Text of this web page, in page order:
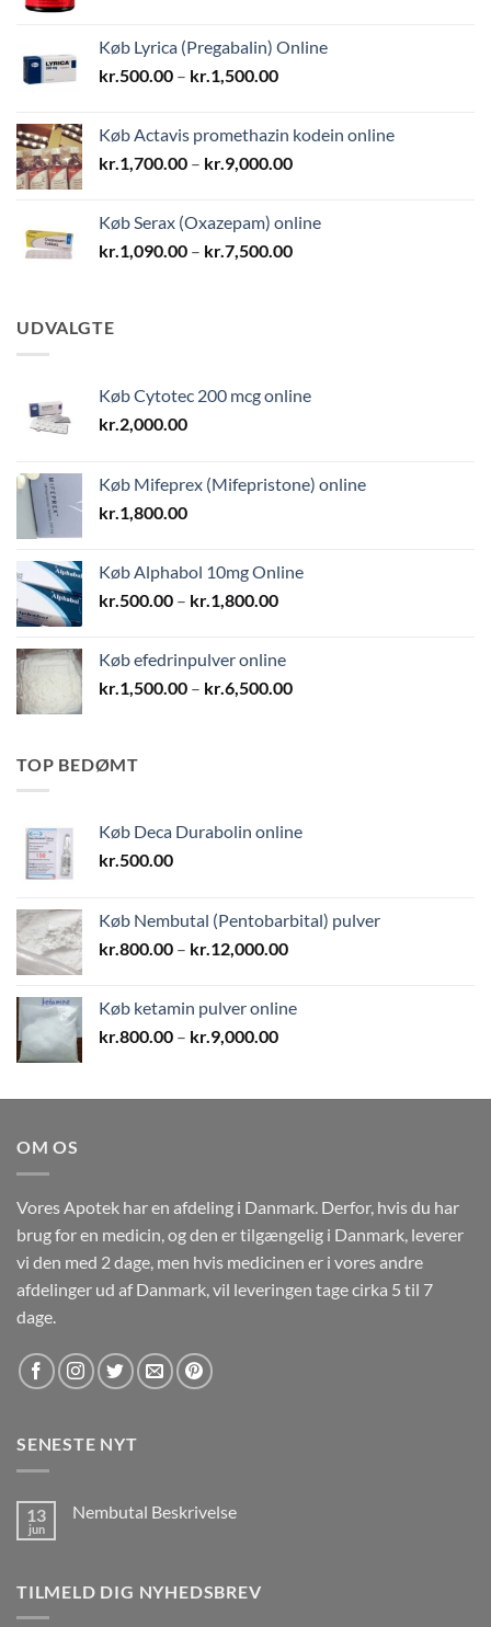
kr.1,100.00
Køb Lyrica (Pregabalin) Online
kr.500.00 – kr.1,500.00Prisinterval:
kr.1,500.00
Køb Actavis promethazin kodein online
kr.1,700.00 – kr.9,000.00Prisinterval:
kr.9,000.00
Køb Serax (Oxazepam) online
kr.1,090.00 – kr.7,500.00Prisinterval:
UDVALGTE
Køb Cytotec 200 mcg online
kr.2,000.00
Køb Mifeprex (Mifepristone) online
kr.1,800.00
Køb Alphabol 10mg Online
kr.500.00 – kr.1,800.00Prisinterval:
kr.1,800.00
Køb efedrinpulver online
kr.1,500.00 – kr.6,500.00Prisinterval:
TOP BEDØMT
Køb Deca Durabolin online
kr.500.00
Køb Nembutal (Pentobarbital) pulver
kr.800.00 – kr.12,000.00Prisinterval:
kr.12,000.00
Køb ketamin pulver online
kr.800.00 – kr.9,000.00Prisinterval:
kr.9,000.00
OM OS
Vores Apotek har en afdeling i Danmark. Derfor, hvis du har
brug for en medicin, og den er tilgængelig i Danmark, leverer
vi den med 2 dage, men hvis medicinen er i vores andre
afdelinger ud af Danmark, vil leveringen tage cirka 5 til 7
dage.
SENESTE NYT
13
jun
Nembutal Beskrivelse
Beskrivelse
TILMELD DIG NYHEDSBREV